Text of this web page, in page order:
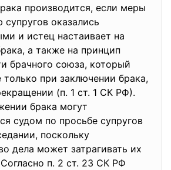
производится, если меры
оказались
и истец настаивает на
а также на принцип
брачного союза, который
только при заключении брака,
(п. 1 ст. 1 СК РФ).
брака могут
судом по просьбе супругов
поскольку
дела может затрагивать их
п. 2 ст. 23 СК РФ